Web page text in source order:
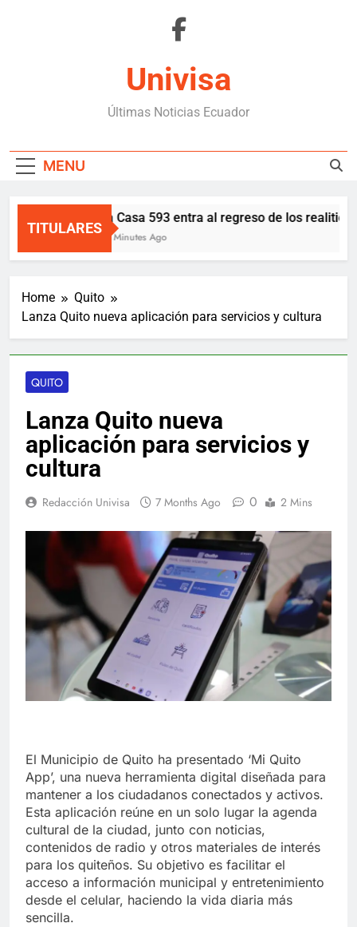
Univisa
Últimas Noticias Ecuador
MENU
TITULARES
La Casa 593 entra al regreso de los realities
56 Minutes Ago
Home
Quito
Lanza Quito nueva aplicación para servicios y cultura
QUITO
Lanza Quito nueva
aplicación para servicios y
cultura
Redacción Univisa 7 Months Ago 0 2 Mins
El Municipio de Quito ha presentado ‘Mi Quito
App’, una nueva herramienta digital diseñada para
mantener a los ciudadanos conectados y activos.
Esta aplicación reúne en un solo lugar la agenda
cultural de la ciudad, junto con noticias,
contenidos de radio y otros materiales de interés
para los quiteños. Su objetivo es facilitar el
acceso a información municipal y entretenimiento
desde el celular, haciendo la vida diaria más
sencilla.